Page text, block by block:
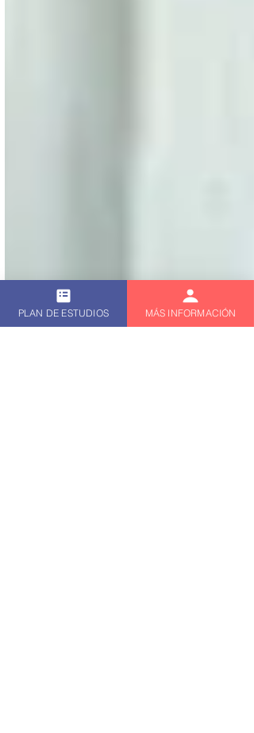
PLAN DE ESTUDIOS MÁS INFORMACIÓN